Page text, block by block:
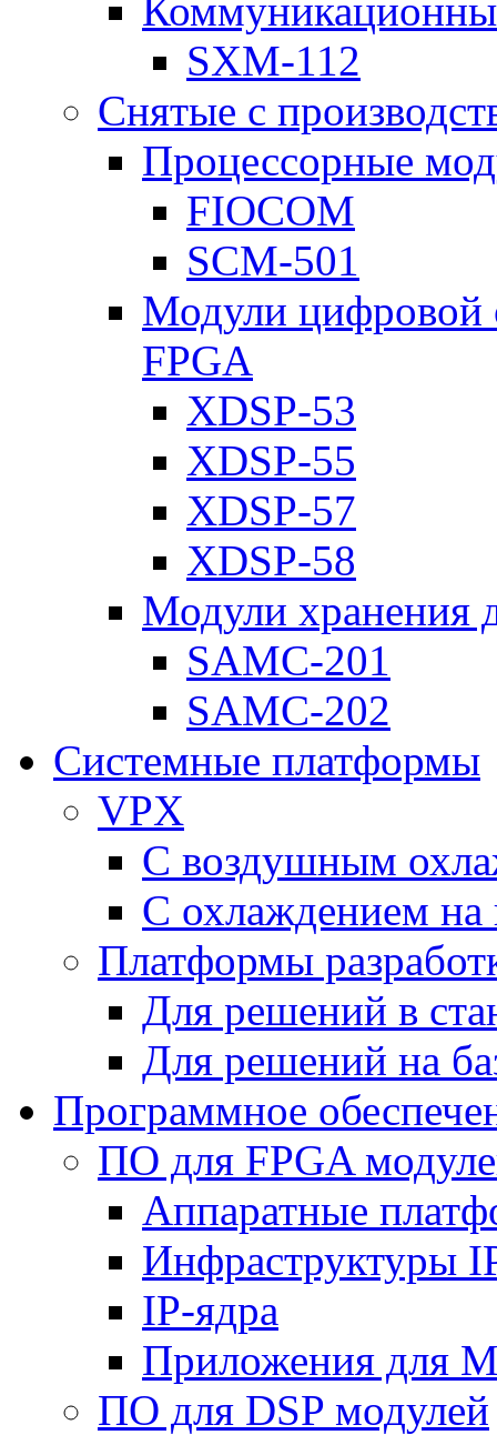
SXM-112
Снятые с
Процессорные
FIOCOM
SCM-501
Модули цифровой
FPGA
XDSP-53
XDSP-55
XDSP-57
XDSP-58
Модули хранения
SAMC-201
SAMC-202
Системные платформы
VPX
С воздушным
С охлаждением на
Платформы
Для решений в
Для решений на
Программное
ПО для FPGA
Аппаратные
Инфраструктуры
IP-ядра
Приложения для
ПО для DSP модулей